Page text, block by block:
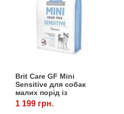
Brit Care GF Mini
Sensitive для собак
малих порід із
чутливим травленням, 2
кг
1 199 грн.